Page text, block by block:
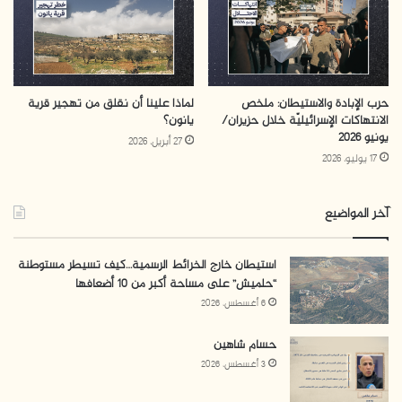
بتونسhadi.sheeb@gmail.com
التلوث البيئي
النفايات الإسرائيلية في الأراضي الفلسطينية المحتلة
حرب الإبادة والاستيطان: ملخص
الانتهاكات الإسرائيليّة خلال حزيران/
يونيو 2026
17 يوليو، 2026
لماذا علينا أن نقلق من تهجير قرية
يانون؟
27 أبريل، 2026
آخر المواضيع
استيطان خارج الخرائط الرسمية…كيف تسيطر مستوطنة
“حلميش” على مساحة أكبر من 10 أضعافها
6 أغسطس، 2026
حسام شاهين
3 أغسطس، 2026